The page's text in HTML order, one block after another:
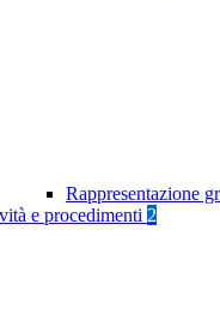
Rappresentazione
e procedimenti 2